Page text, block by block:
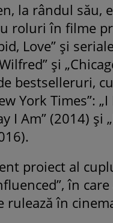
la rândul său,
roluri în filme
Love” și
și
bestselleruri,
York Times”: „I
I Am” (2014) și
proiect al
în
rulează în